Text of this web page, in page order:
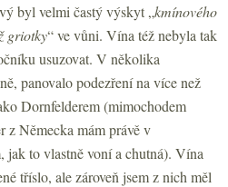
byl velmi častý výskyt „kmínového
griotky“ ve vůni. Vína též nebyla tak
usuzovat. V několika
panovalo podezření na více než
Dornfelderem (mimochodem
z Německa mám právě v
jak to vlastně voní a chutná). Vína
tříslo, ale zároveň jsem z nich měl